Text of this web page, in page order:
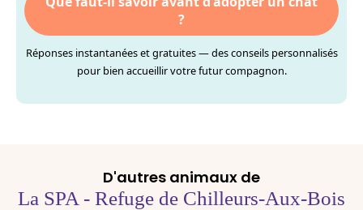
?
Réponses instantanées et gratuites — des conseils personnalisés
pour bien accueillir votre futur compagnon.
D'autres animaux de
La SPA - Refuge de Chilleurs-Aux-Bois